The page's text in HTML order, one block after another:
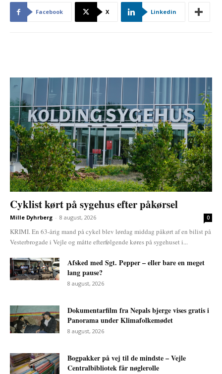
Facebook X Linkedin
Cyklist kørt på sygehus efter påkørsel
Mille Dyhrberg - 8 august, 2026 0
KRIMI. En 63-årig mand på cykel blev lørdag middag påkørt af en bilist på
Vesterbrogade i Vejle og måtte efterfølgende køres på sygehuset i...
Afsked med Sgt. Pepper – eller bare en meget
lang pause?
8 august, 2026
Dokumentarfilm fra Nepals bjerge vises gratis i
Panorama under Klimafolkemødet
8 august, 2026
Bogpakker på vej til de mindste – Vejle
Centralbibliotek får nøglerolle